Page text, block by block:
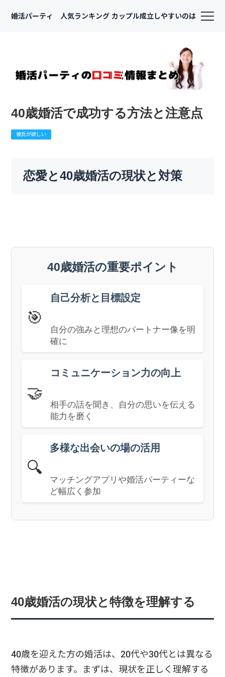
婚活パーティ 人気ランキング カップル成立しやすいのは
40歳婚活で成功する方法と注意点
彼氏が欲しい
恋愛と40歳婚活の現状と対策
40歳婚活の重要ポイント
🎯
自己分析と目標設定
自分の強みと理想のパートナー像を明
確に
🤝
コミュニケーション力の向上
相手の話を聞き、自分の思いを伝える
能力を磨く
🔍
多様な出会いの場の活用
マッチングアプリや婚活パーティーな
ど幅広く参加
40歳婚活の現状と特徴を理解する
40歳を迎えた方の婚活は、20代や30代とは異なる
特徴があります。まずは、現状を正しく理解する